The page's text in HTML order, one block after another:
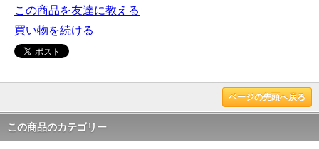
この商品を友達に教える
買い物を続ける
ページの先頭へ戻る
この商品のカテゴリー